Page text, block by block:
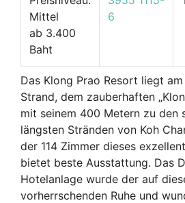
Mittel
ab 3.400
Baht
6
Das Klong Prao Resort liegt
Strand, dem zauberhaften
mit seinem 400 Metern zu den
längsten Stränden von Koh
der 114 Zimmer dieses
bietet beste Ausstattung. Das
Hotelanlage wurde der auf
vorherrschenden Ruhe und